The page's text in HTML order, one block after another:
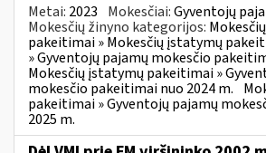
Metai: 2023 Mokesčiai:Gyventojų
Mokesčių žinyno kategorijos:
pakeitimai » Mokesčių įstatymų
» Gyventojų pajamų mokesčio
Mokesčių įstatymų pakeitimai »
mokesčio pakeitimai nuo 2024 m.
pakeitimai » Gyventojų pajamų
2025 m.